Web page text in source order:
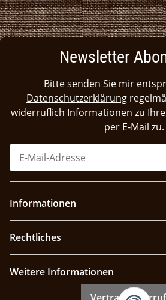
Newsletter
Bitte senden Sie mir
Datenschutzerklärung
widerruflich Informationen zu
per E-Mail zu.
Informationen
Rechtliches
Weitere Informationen